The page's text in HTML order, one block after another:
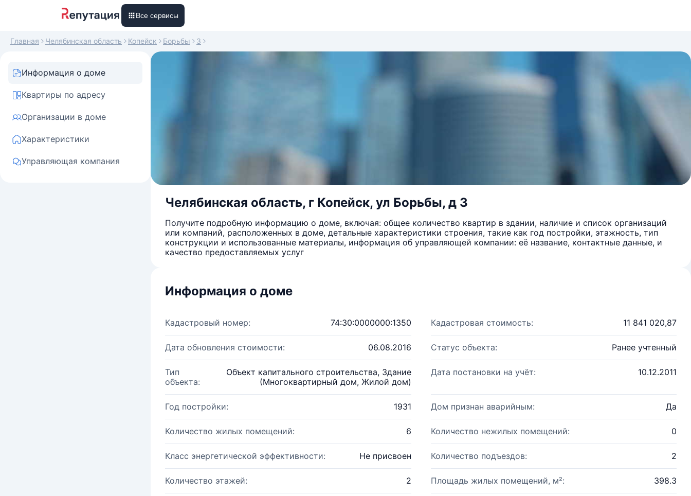
Все сервисы
Главная Челябинская область Копейск Борьбы 3
Информация о доме
Квартиры по адресу
Организации в доме
Характеристики
Управляющая компания
Челябинская область, г Копейск, ул Борьбы, д 3
Получите подробную информацию о доме, включая: общее количество квартир в здании, наличие и список организаций
или компаний, расположенных в доме, детальные характеристики строения, такие как год постройки, этажность, тип
конструкции и использованные материалы, информация об управляющей компании: её название, контактные данные, и
качество предоставляемых услуг
Информация о доме
Кадастровый номер: 74:30:0000000:1350 Кадастровая стоимость: 11 841 020,87
Дата обновления стоимости: 06.08.2016 Статус объекта: Ранее учтенный
Тип
объекта:
Объект капитального строительства, Здание
(Многоквартирный дом, Жилой дом)
Дата постановки на учёт: 10.12.2011
Год постройки: 1931 Дом признан аварийным: Да
Количество жилых помещений: 6 Количество нежилых помещений: 0
Класс энергетической эффективности: Не присвоен Количество подъездов: 2
Количество этажей: 2 Площадь жилых помещений, м²: 398.3